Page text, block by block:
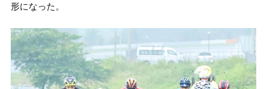
形になった。